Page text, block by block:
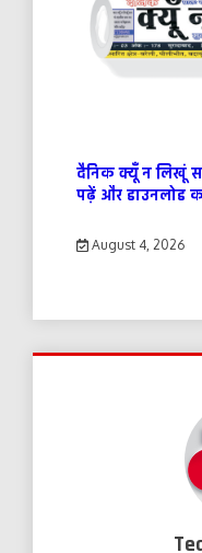
दैनिक क्यूँ न लिखूं
पढ़ें और डाउनलोड
August 4, 2026